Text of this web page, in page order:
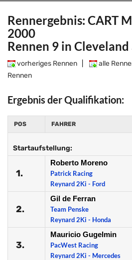
Rennergebnis: CART
2000
Rennen 9 in
vorheriges Rennen alle
Rennen
Ergebnis der Qualifikation:
POS FAHRER
Startaufstellung:
1.
Roberto Moreno
Patrick Racing
Reynard 2Ki - Ford
2.
Gil de Ferran
Team Penske
Reynard 2Ki - Honda
3.
Mauricio Gugelmin
PacWest Racing
Reynard 2Ki - Mercedes